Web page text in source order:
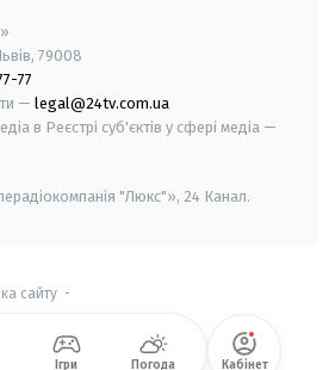
79008
77
— legal@24tv.com.ua
в Реєстрі суб'єктів у сфері медіа —
"Люкс"», 24 Канал.
сайту-
Ігри Погода Кабінет